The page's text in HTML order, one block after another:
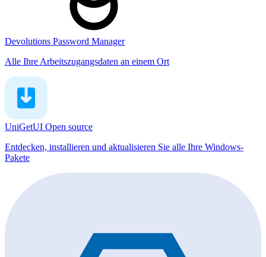
Devolutions Password Manager
Alle Ihre Arbeitszugangsdaten an einem Ort
UniGetUI Open source
Entdecken, installieren und aktualisieren Sie alle Ihre Windows-
Pakete